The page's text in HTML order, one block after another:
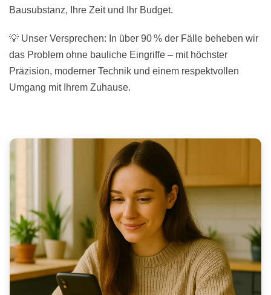
Bausubstanz, Ihre Zeit und Ihr Budget.
💡 Unser Versprechen: In über 90 % der Fälle beheben wir
das Problem ohne bauliche Eingriffe – mit höchster
Präzision, moderner Technik und einem respektvollen
Umgang mit Ihrem Zuhause.